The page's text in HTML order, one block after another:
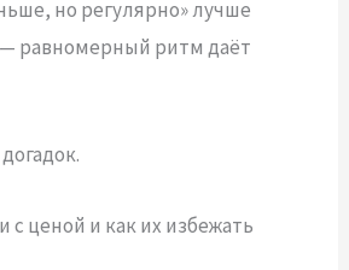
но регулярно» лучше
— равномерный ритм даёт
ценой и как их избежать